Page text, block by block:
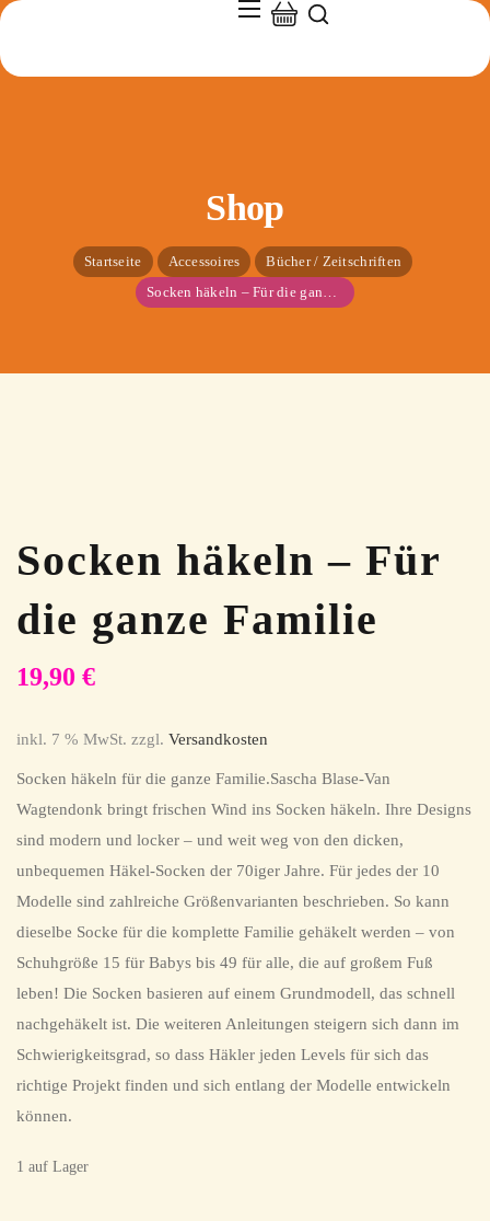
Shop
Startseite Accessoires
Bücher / Zeitschriften
Socken häkeln – Für die ganze Familie
Socken häkeln – Für
die ganze Familie
19,90 €
inkl. 7 % MwSt. zzgl. Versandkosten
Socken häkeln für die ganze Familie.Sascha Blase-Van
Wagtendonk bringt frischen Wind ins Socken häkeln. Ihre Designs
sind modern und locker – und weit weg von den dicken,
unbequemen Häkel-Socken der 70iger Jahre. Für jedes der 10
Modelle sind zahlreiche Größenvarianten beschrieben. So kann
dieselbe Socke für die komplette Familie gehäkelt werden – von
Schuhgröße 15 für Babys bis 49 für alle, die auf großem Fuß
leben! Die Socken basieren auf einem Grundmodell, das schnell
nachgehäkelt ist. Die weiteren Anleitungen steigern sich dann im
Schwierigkeitsgrad, so dass Häkler jeden Levels für sich das
richtige Projekt finden und sich entlang der Modelle entwickeln
können.
1 auf Lager